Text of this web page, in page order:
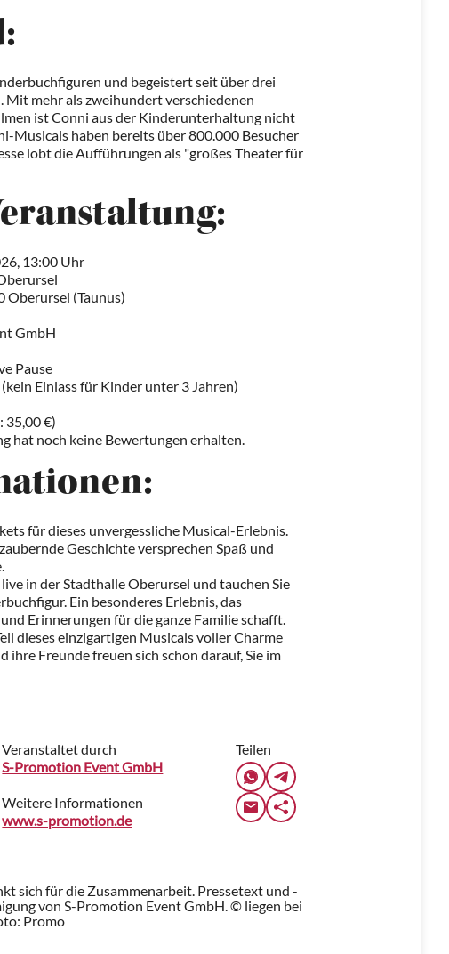
und begeistert seit über drei
Mit mehr als zweihundert verschiedenen
ist Conni aus der Kinderunterhaltung nicht
Musicals haben bereits über 800.000 Besucher
lobt die Aufführungen als "großes Theater für
13:00 Uhr
Oberursel (Taunus)
GmbH
Pause
(kein Einlass für Kinder unter 3 Jahren)
35,00 €)
hat noch keine Bewertungen erhalten.
für dieses unvergessliche Musical-Erlebnis.
Geschichte versprechen Spaß und
in der Stadthalle Oberursel und tauchen Sie
Ein besonderes Erlebnis, das
Erinnerungen für die ganze Familie schafft.
dieses einzigartigen Musicals voller Charme
Freunde freuen sich schon darauf, Sie im
Veranstaltet durch
S-Promotion Event GmbH
Weitere Informationen
www.s-promotion.de
Teilen
sich für die Zusammenarbeit. Pressetext und -
von S-Promotion Event GmbH. © liegen bei
Promo